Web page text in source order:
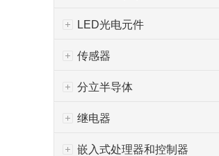
LED光电元件
传感器
分立半导体
继电器
嵌入式处理器和控制器